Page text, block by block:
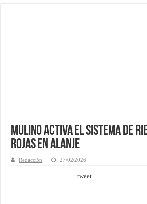
Mulino activa el Sistema de
Rojas en Alanje
Redacción 27/02/2026
tweet